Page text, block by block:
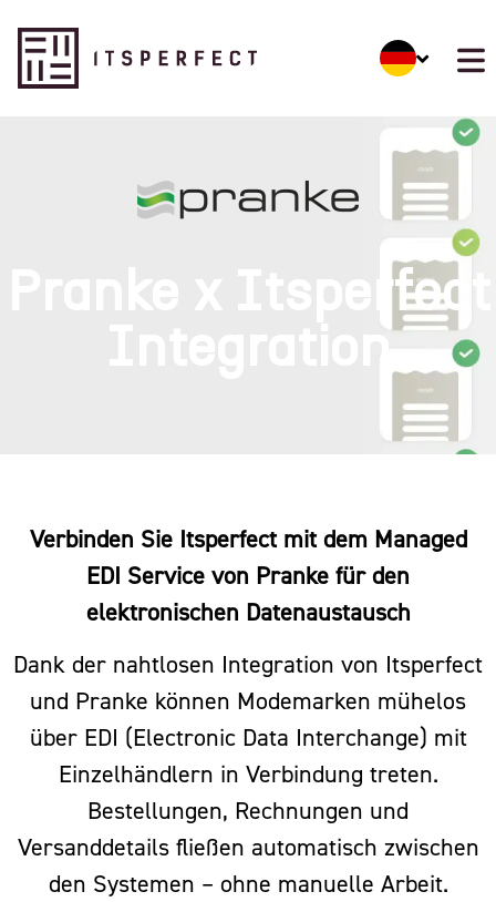
Pranke x Itsperfect
Integration
Verbinden Sie Itsperfect mit dem Managed
EDI Service von Pranke für den
elektronischen Datenaustausch
Dank der nahtlosen Integration von Itsperfect
und Pranke können Modemarken mühelos
über EDI (Electronic Data Interchange) mit
Einzelhändlern in Verbindung treten.
Bestellungen, Rechnungen und
Versanddetails fließen automatisch zwischen
den Systemen – ohne manuelle Arbeit.